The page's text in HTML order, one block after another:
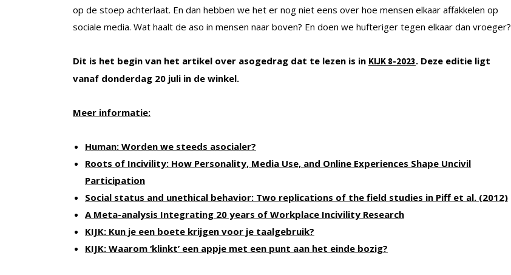
op de stoep achterlaat. En dan hebben we het er nog niet eens over hoe mensen elkaar affakkelen op
sociale media. Wat haalt de aso in mensen naar boven? En doen we hufteriger tegen elkaar dan vroeger?
Dit is het begin van het artikel over asogedrag dat te lezen is in KIJK 8-2023. Deze editie ligt
vanaf donderdag 20 juli in de winkel.
Meer informatie:
Human: Worden we steeds asocialer?
Roots of Incivility: How Personality, Media Use, and Online Experiences Shape Uncivil
Participation
Social status and unethical behavior: Two replications of the field studies in Piff et al. (2012)
A Meta-analysis Integrating 20 years of Workplace Incivility Research
KIJK: Kun je een boete krijgen voor je taalgebruik?
KIJK: Waarom ‘klinkt’ een appje met een punt aan het einde bozig?